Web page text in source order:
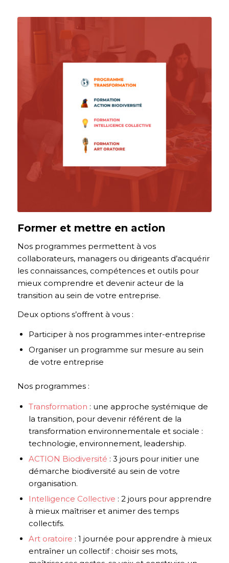
Former et mettre en action
Nos programmes permettent à vos
collaborateurs, managers ou dirigeants d’acquérir
les connaissances, compétences et outils pour
mieux comprendre et devenir acteur de la
transition au sein de votre entreprise.
Deux options s’offrent à vous :
Participer à nos programmes inter-entreprise
Organiser un programme sur mesure au sein
de votre entreprise
Nos programmes :
Transformation : une approche systémique de
la transition, pour devenir référent de la
transformation environnementale et sociale :
technologie, environnement, leadership.
ACTION Biodiversité : 3 jours pour initier une
démarche biodiversité au sein de votre
organisation.
Intelligence Collective : 2 jours pour apprendre
à mieux maîtriser et animer des temps
collectifs.
Art oratoire : 1 journée pour apprendre à mieux
entraîner un collectif : choisir ses mots,